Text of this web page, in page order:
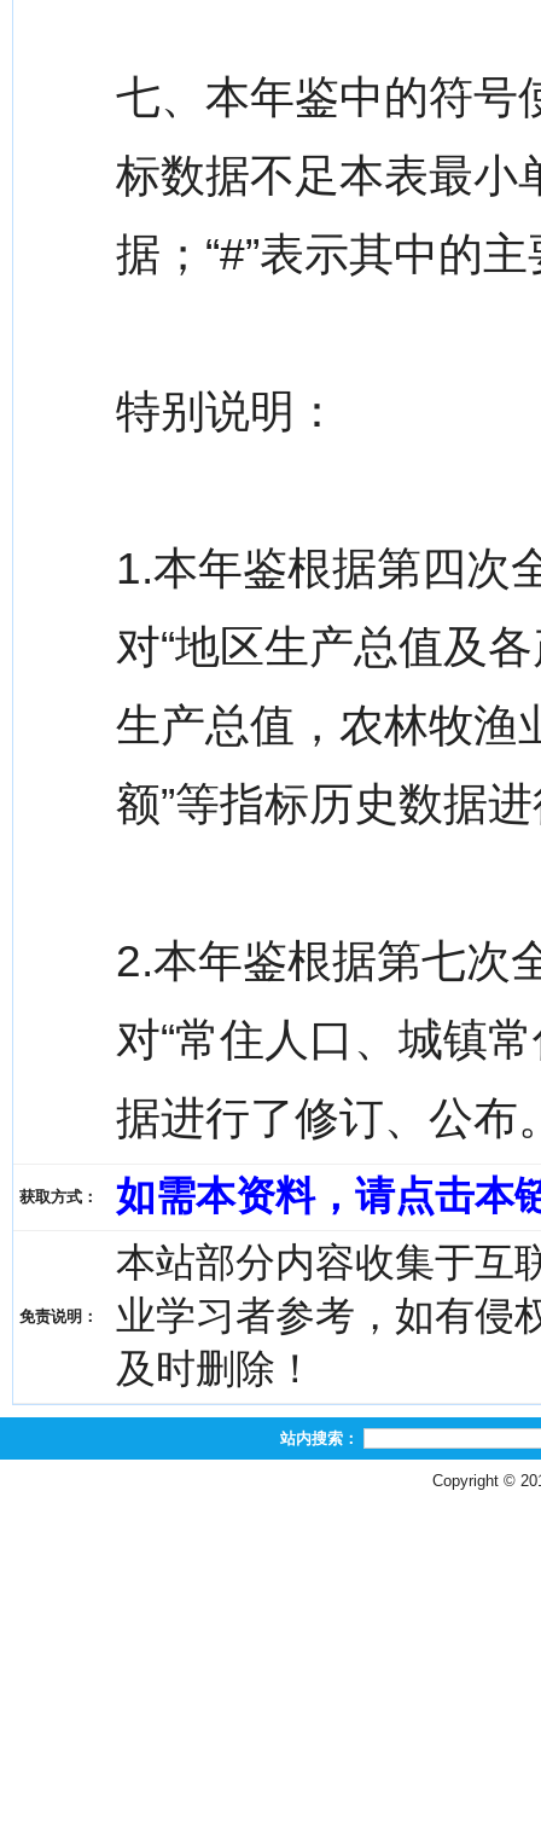
七、本年鉴中的符号
标数据不足本表最小
据；“#”表示其中的
特别说明：
1.本年鉴根据第四次
对“地区生产总值及
生产总值，农林牧渔
额”等指标历史数据
2.本年鉴根据第七次
对“常住人口、城镇
据进行了修订、公布
获取方式： 如需本资料，请点击本
免责说明：
本站部分内容收集于互
业学习者参考，如有侵
及时删除！
站内搜索：
Copyright ©